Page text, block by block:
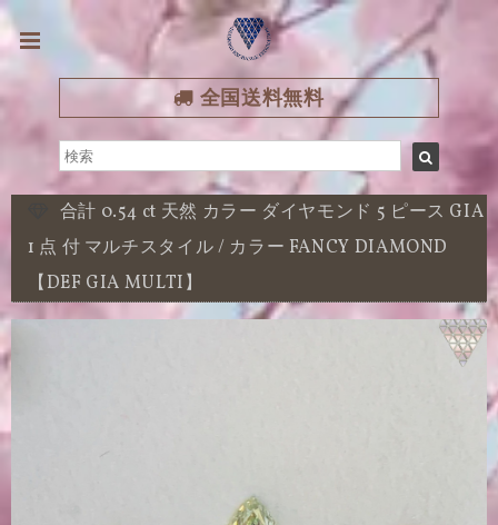
全国送料無料
合計 0.54 ct 天然 カラー ダイヤモンド 5 ピース GIA
1 点 付 マルチスタイル / カラー FANCY DIAMOND
【DEF GIA MULTI】